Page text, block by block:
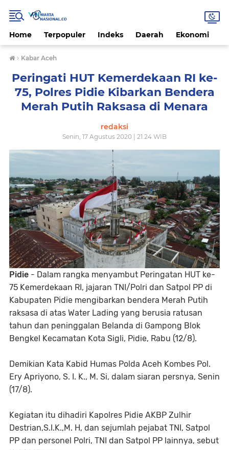
Home Terpopuler Indeks Daerah Ekonomi
› Kabar Aceh
Peringati HUT Kemerdekaan RI ke-
75, Polres Pidie Kibarkan Bendera
Merah Putih Raksasa di Menara
redaksi
Senin, 17 Agustus 2020 | 21.24 WIB
Pidie - Dalam rangka menyambut Peringatan HUT ke-
75 Kemerdekaan RI, jajaran TNI/Polri dan Satpol PP di
Kabupaten Pidie mengibarkan bendera Merah Putih
raksasa di atas Water Lading yang berusia ratusan
tahun dan peninggalan Belanda di Gampong Blok
Bengkel Kecamatan Kota Sigli, Pidie, Rabu (12/8).
Demikian Kata Kabid Humas Polda Aceh Kombes Pol.
Ery Apriyono, S. I. K., M. Si, dalam siaran persnya, Senin
(17/8).
Kegiatan itu dihadiri Kapolres Pidie AKBP Zulhir
Destrian,S.I.K.,M. H, dan sejumlah pejabat TNI, Satpol
PP dan personel Polri, TNI dan Satpol PP lainnya, sebut